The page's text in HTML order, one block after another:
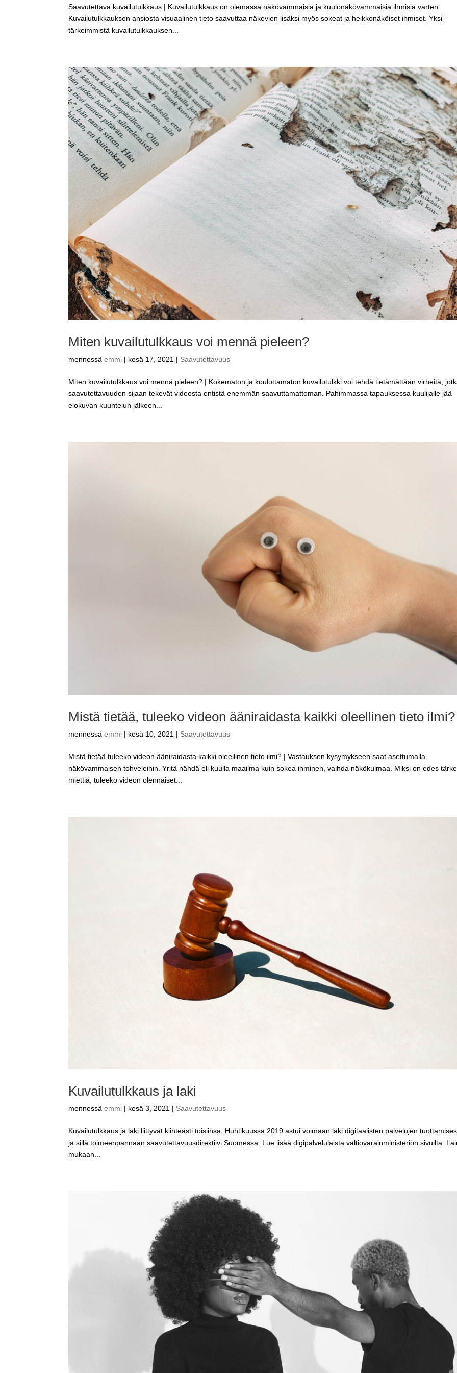
Saavutettava kuvailutulkkaus | Kuvailutulkkaus on olemassa näkövammaisia ja kuulonäkövammaisia ihmisiä varten.
Kuvailutulkkauksen ansiosta visuaalinen tieto saavuttaa näkevien lisäksi myös sokeat ja heikkonäköiset ihmiset. Yksi
tärkeimmistä kuvailutulkkauksen...
Miten kuvailutulkkaus voi mennä pieleen?
mennessäemmi | kesä 17, 2021 | Saavutettavuus
Miten kuvailutulkkaus voi mennä pieleen? | Kokematon ja kouluttamaton kuvailutulkki voi tehdä tietämättään virheitä,
saavutettavuuden sijaan tekevät videosta entistä enemmän saavuttamattoman. Pahimmassa tapauksessa kuulijalle jää
elokuvan kuuntelun jälkeen...
Mistä tietää, tuleeko videon ääniraidasta kaikki oleellinen tieto ilmi?
mennessäemmi | kesä 10, 2021 | Saavutettavuus
Mistä tietää tuleeko videon ääniraidasta kaikki oleellinen tieto ilmi? | Vastauksen kysymykseen saat asettumalla
näkövammaisen tohveleihin. Yritä nähdä eli kuulla maailma kuin sokea ihminen, vaihda näkökulmaa. Miksi on edes
miettiä, tuleeko videon olennaiset...
Kuvailutulkkaus ja laki
mennessäemmi | kesä 3, 2021 | Saavutettavuus
Kuvailutulkkaus ja laki liittyvät kiinteästi toisiinsa. Huhtikuussa 2019 astui voimaan laki digitaalisten palvelujen
ja sillä toimeenpannaan saavutettavuusdirektiivi Suomessa. Lue lisää digipalvelulaista valtiovarainministeriön sivuilta.
mukaan...